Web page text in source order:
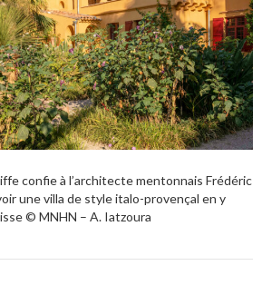
confie à l’architecte mentonnais Frédéric
une villa de style italo-provençal en y
© MNHN – A. Iatzoura